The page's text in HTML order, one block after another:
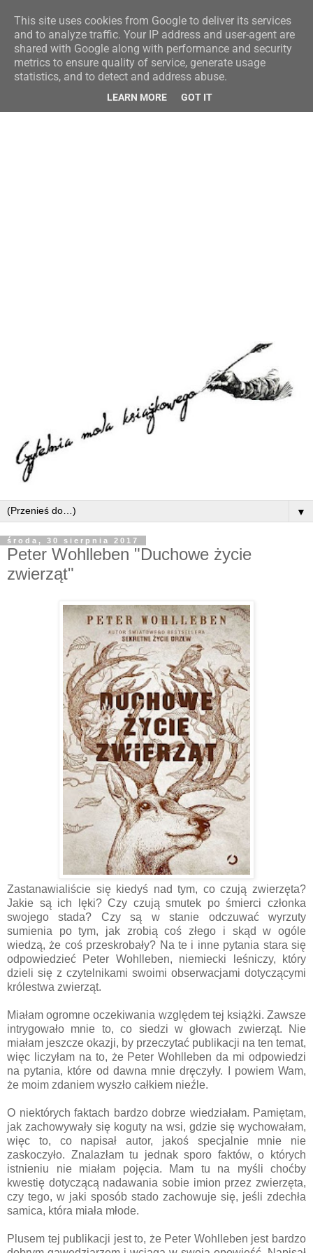
▼
środa, 30 sierpnia 2017
Peter Wohlleben "Duchowe życie
zwierząt"
Zastanawialiście się kiedyś nad tym, co czują zwierzęta?
Jakie są ich lęki? Czy czują smutek po śmierci członka
swojego stada? Czy są w stanie odczuwać wyrzuty
sumienia po tym, jak zrobią coś złego i skąd w ogóle
wiedzą, że coś przeskrobały? Na te i inne pytania stara się
odpowiedzieć Peter Wohlleben, niemiecki leśniczy, który
dzieli się z czytelnikami swoimi obserwacjami dotyczącymi
królestwa zwierząt.
Miałam ogromne oczekiwania względem tej książki. Zawsze
intrygowało mnie to, co siedzi w głowach zwierząt. Nie
miałam jeszcze okazji, by przeczytać publikacji na ten temat,
więc liczyłam na to, że Peter Wohlleben da mi odpowiedzi
na pytania, które od dawna mnie dręczyły. I powiem Wam,
że moim zdaniem wyszło całkiem nieźle.
O niektórych faktach bardzo dobrze wiedziałam. Pamiętam,
jak zachowywały się koguty na wsi, gdzie się wychowałam,
więc to, co napisał autor, jakoś specjalnie mnie nie
zaskoczyło. Znalazłam tu jednak sporo faktów, o których
istnieniu nie miałam pojęcia. Mam tu na myśli choćby
kwestię dotyczącą nadawania sobie imion przez zwierzęta,
czy tego, w jaki sposób stado zachowuje się, jeśli zdechła
samica, która miała młode.
Plusem tej publikacji jest to, że Peter Wohlleben jest bardzo
This site uses cookies from Google to deliver its services
and to analyze traffic. Your IP address and user-agent are
shared with Google along with performance and security
metrics to ensure quality of service, generate usage
statistics, and to detect and address abuse.
LEARN MORE GOT IT